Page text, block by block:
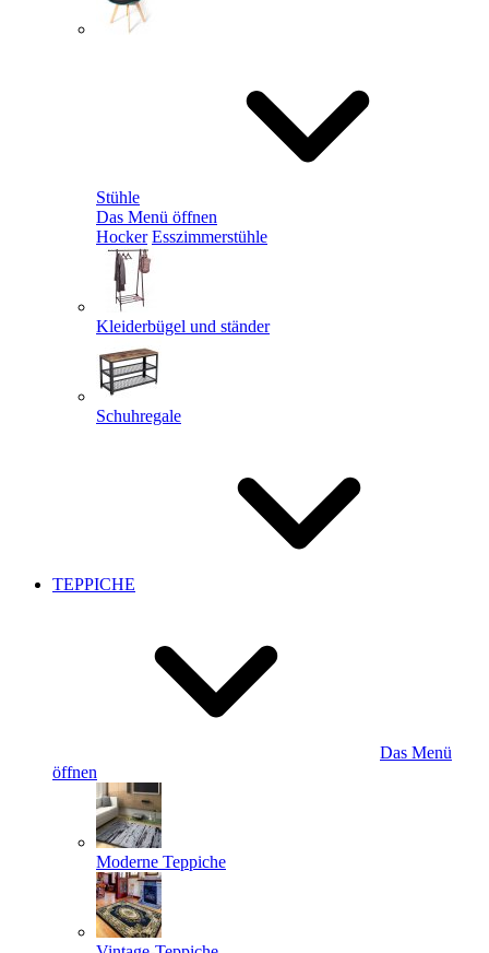
Stühle
Das Menü öffnen
Hocker Esszimmerstühle
Kleiderbügel und ständer
Schuhregale
TEPPICHE
Das Menü
öffnen
Moderne Teppiche